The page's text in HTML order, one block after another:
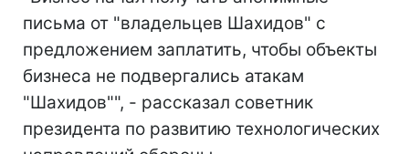
письма от "владельцев Шахидов" с
предложением заплатить, чтобы объекты
бизнеса не подвергались атакам
"Шахидов"", - рассказал советник
президента по развитию технологических